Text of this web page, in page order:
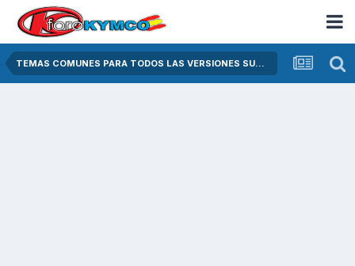
TEMAS COMUNES PARA TODOS LAS VERSIONES SUPER DINK